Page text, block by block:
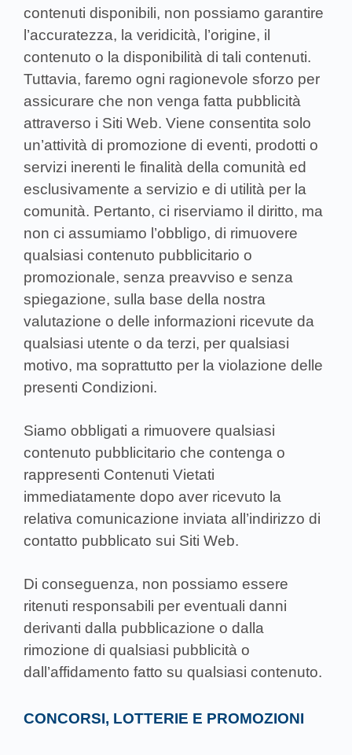
contenuti disponibili, non possiamo garantire
l’accuratezza, la veridicità, l’origine, il
contenuto o la disponibilità di tali contenuti.
Tuttavia, faremo ogni ragionevole sforzo per
assicurare che non venga fatta pubblicità
attraverso i Siti Web. Viene consentita solo
un’attività di promozione di eventi, prodotti o
servizi inerenti le finalità della comunità ed
esclusivamente a servizio e di utilità per la
comunità. Pertanto, ci riserviamo il diritto, ma
non ci assumiamo l’obbligo, di rimuovere
qualsiasi contenuto pubblicitario o
promozionale, senza preavviso e senza
spiegazione, sulla base della nostra
valutazione o delle informazioni ricevute da
qualsiasi utente o da terzi, per qualsiasi
motivo, ma soprattutto per la violazione delle
presenti Condizioni.
Siamo obbligati a rimuovere qualsiasi
contenuto pubblicitario che contenga o
rappresenti Contenuti Vietati
immediatamente dopo aver ricevuto la
relativa comunicazione inviata all’indirizzo di
contatto pubblicato sui Siti Web.
Di conseguenza, non possiamo essere
ritenuti responsabili per eventuali danni
derivanti dalla pubblicazione o dalla
rimozione di qualsiasi pubblicità o
dall’affidamento fatto su qualsiasi contenuto.
CONCORSI, LOTTERIE E PROMOZIONI